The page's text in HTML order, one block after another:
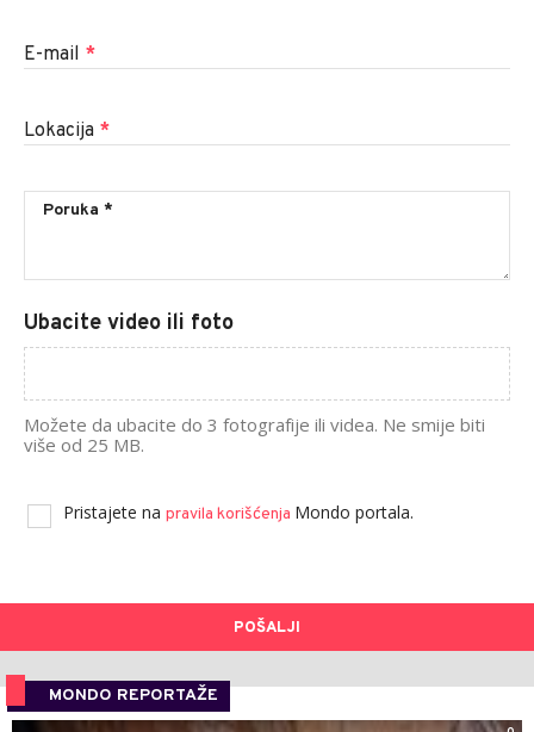
E-mail *
Lokacija *
Ubacite video ili foto
Možete da ubacite do 3 fotografije ili videa. Ne smije biti
više od 25 MB.
Pristajete na pravila korišćenja Mondo portala.
POŠALJI
MONDO REPORTAŽE